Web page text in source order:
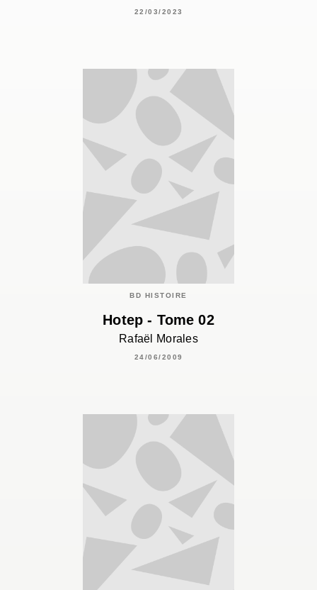
22/03/2023
BD HISTOIRE
Hotep - Tome 02
Rafaël Morales
24/06/2009